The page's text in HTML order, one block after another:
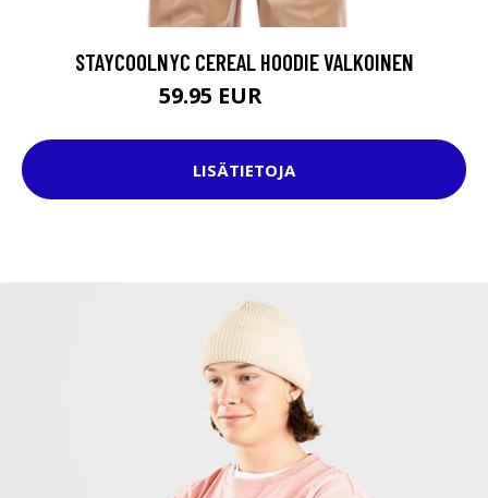
STAYCOOLNYC CEREAL HOODIE VALKOINEN
59.95 EUR
LISÄTIETOJA